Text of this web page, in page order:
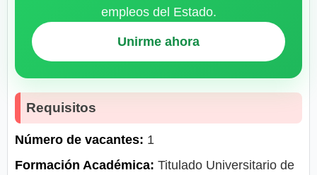
empleos del Estado.
Unirme ahora
Requisitos
Número de vacantes: 1
Formación Académica: Titulado Universitario de